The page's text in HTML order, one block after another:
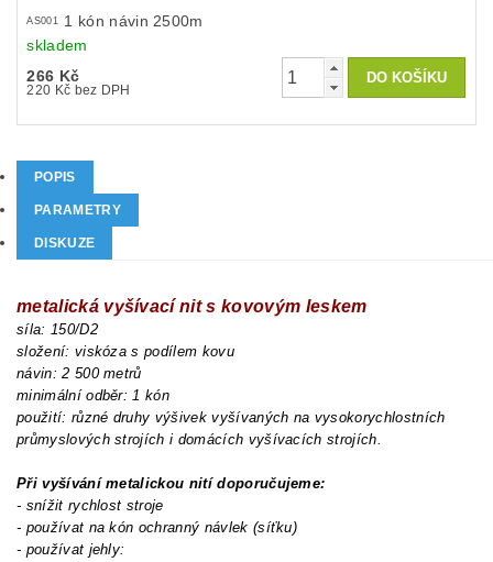
AS001
1 kón návin 2500m
skladem
266 Kč
220 Kč bez DPH
POPIS
PARAMETRY
DISKUZE
metalická vyšívací nit s kovovým leskem
síla: 150/D2
složení: viskóza s podílem kovu
návin: 2 500 metrů
minimální odběr: 1 kón
použití: různé druhy výšivek vyšívaných na vysokorychlostních
průmyslových strojích i domácích vyšívacích strojích.
Při vyšívání metalickou nití doporučujeme:
- snížit rychlost stroje
- používat na kón ochranný návlek (síťku)
- používat jehly: